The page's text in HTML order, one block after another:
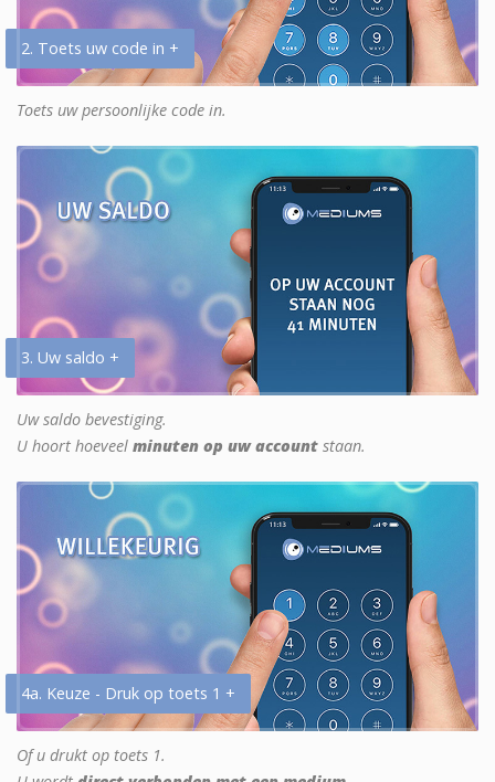
2. Toets uw code in +
Toets uw persoonlijke code in.
3. Uw saldo +
Uw saldo bevestiging.
U hoort hoeveel minuten op uw account staan.
4a. Keuze - Druk op toets 1 +
Of u drukt op toets 1.